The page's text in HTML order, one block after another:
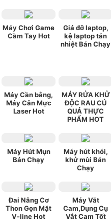
Máy Chơi Game
Cầm Tay Hot
Giá đỡ laptop,
kệ laptop tản
nhiệt Bán Chạy
Máy Cần bằng,
Máy Cân Mực
Laser Hot
MÁY RỬA KHỬ
ĐỘC RAU CỦ
QUẢ THỰC
PHẨM HOT
Máy Hút Mụn
Bán Chạy
Máy hút khói,
khử mùi Bán
Chạy
Đai Nâng Cơ
Thon Gọn Mặt
V-line Hot
Máy Vắt
Cam,Dụng Cụ
Vắt Cam Tốt